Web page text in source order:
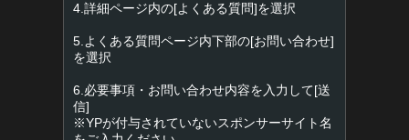
4.詳細ページ内の[よくある質問]を選択
5.よくある質問ページ内下部の[お問い合わせ]
を選択
6.必要事項・お問い合わせ内容を入力して[送
信]
※YPが付与されていないスポンサーサイト名